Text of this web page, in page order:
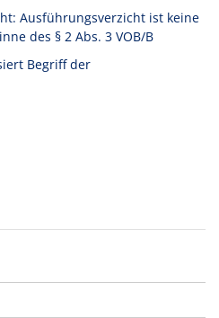
Ausführungsverzicht ist keine
des § 2 Abs. 3 VOB/B
Begriff der